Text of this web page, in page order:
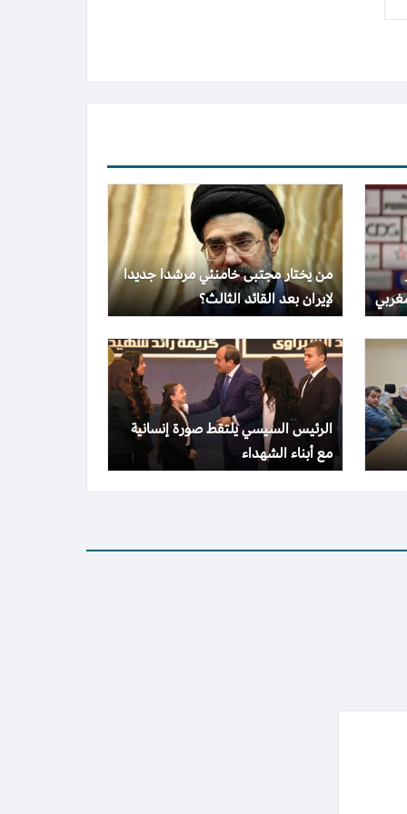
من يختار مجتبى خامنئي مرشدا جديدا
لإيران بعد القائد الثالث؟
الرئيس السيسي يلتقط صورة إنسانية
مع أبناء الشهداء